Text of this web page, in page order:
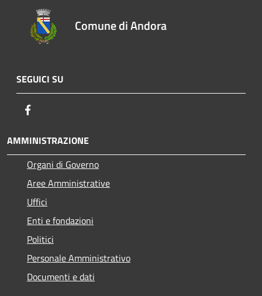
Comune di Andora
SEGUICI SU
AMMINISTRAZIONE
Organi di Governo
Aree Amministrative
Uffici
Enti e fondazioni
Politici
Personale Amministrativo
Documenti e dati